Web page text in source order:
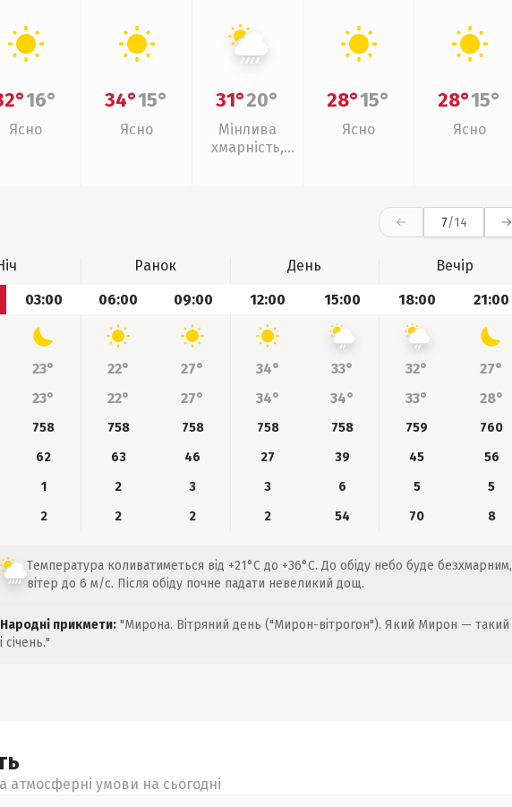
16°
Ясно
34°15°
Ясно
31°20°
Мінлива
хмарність,
28°15°
Ясно
28°15°
Ясно
7/14
Ранок День
Вечір
03:00 06:00 09:00 12:00 15:00 18:00 21:00
23° 22° 27° 34° 33° 32°
27°
23° 22° 27° 34° 34° 33° 28°
758 758 758 758 758 759
760
62 63 46 27 39 45
56
1 2 3 3 6 5
5
2 2 2 2 54 70 8
Температура коливатиметься від +21°C до +36°C. До обіду небо буде безхмарним,
вітер до 6 м/с. Після обіду почне падати невеликий дощ.
Народні прикмети: "Мирона. Вітряний день ("Мирон-вітрогон"). Який Мирон — такий
і січень."
атмосферні умови на сьогодні